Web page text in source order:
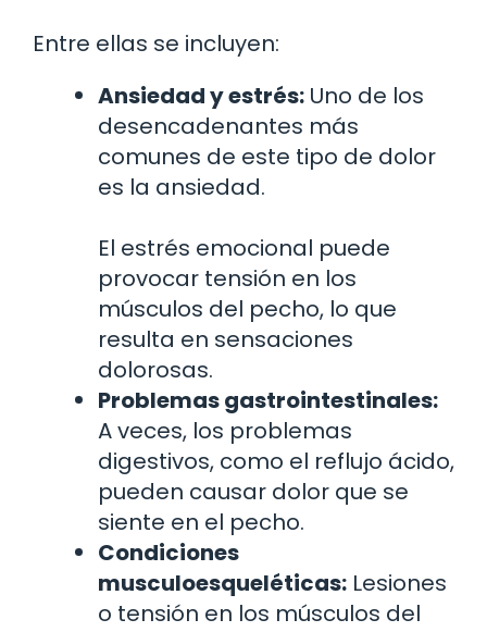
Entre ellas se incluyen:
Ansiedad y estrés: Uno de los
desencadenantes más
comunes de este tipo de dolor
es la ansiedad.
El estrés emocional puede
provocar tensión en los
músculos del pecho, lo que
resulta en sensaciones
dolorosas.
Problemas gastrointestinales:
A veces, los problemas
digestivos, como el reflujo ácido,
pueden causar dolor que se
siente en el pecho.
Condiciones
musculoesqueléticas: Lesiones
o tensión en los músculos del